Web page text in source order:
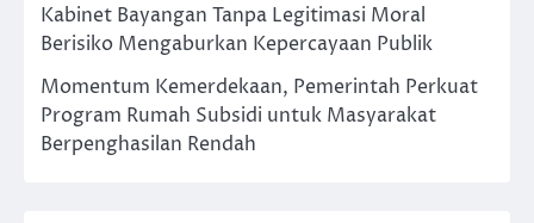
Kabinet Bayangan Tanpa Legitimasi Moral
Berisiko Mengaburkan Kepercayaan Publik
Momentum Kemerdekaan, Pemerintah Perkuat
Program Rumah Subsidi untuk Masyarakat
Berpenghasilan Rendah